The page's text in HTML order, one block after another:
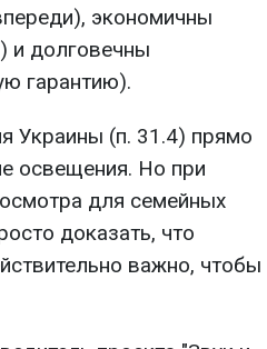
экономичны
и долговечны
гарантию).
Украины (п. 31.4) прямо
освещения. Но при
для семейных
доказать, что
важно, чтобы